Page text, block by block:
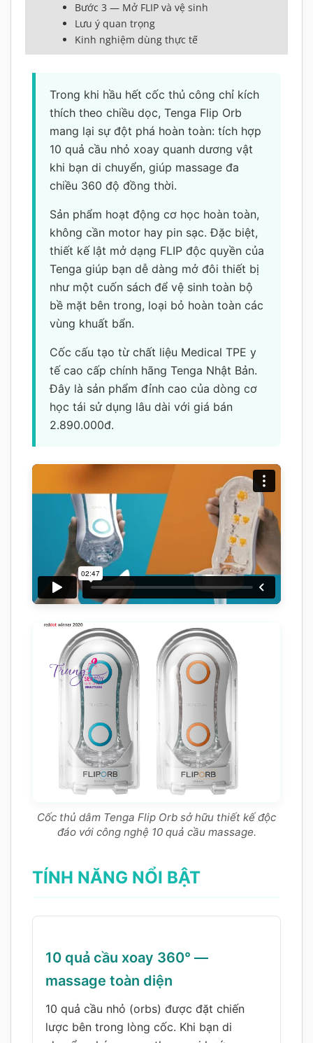
Bước 3 — Mở FLIP và vệ sinh
Lưu ý quan trọng
Kinh nghiệm dùng thực tế
Trong khi hầu hết cốc thủ công chỉ kích
thích theo chiều dọc, Tenga Flip Orb
mang lại sự đột phá hoàn toàn: tích hợp
10 quả cầu nhỏ xoay quanh dương vật
khi bạn di chuyển, giúp massage đa
chiều 360 độ đồng thời.
Sản phẩm hoạt động cơ học hoàn toàn,
không cần motor hay pin sạc. Đặc biệt,
thiết kế lật mở dạng FLIP độc quyền của
Tenga giúp bạn dễ dàng mở đôi thiết bị
như một cuốn sách để vệ sinh toàn bộ
bề mặt bên trong, loại bỏ hoàn toàn các
vùng khuất bẩn.
Cốc cấu tạo từ chất liệu Medical TPE y
tế cao cấp chính hãng Tenga Nhật Bản.
Đây là sản phẩm đỉnh cao của dòng cơ
học tái sử dụng lâu dài với giá bán
2.890.000đ.
Cốc thủ dâm Tenga Flip Orb sở hữu thiết kế độc
đáo với công nghệ 10 quả cầu massage.
TÍNH NĂNG NỔI BẬT
10 quả cầu xoay 360° —
massage toàn diện
10 quả cầu nhỏ (orbs) được đặt chiến
lược bên trong lòng cốc. Khi bạn di